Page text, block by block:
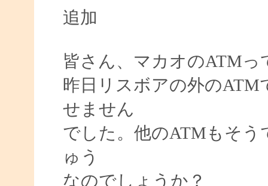
追加
皆さん、マカオのATMっ
昨日リスボアの外の
せません
でした。他のATMもそ
ゅう
なのでしょうか？